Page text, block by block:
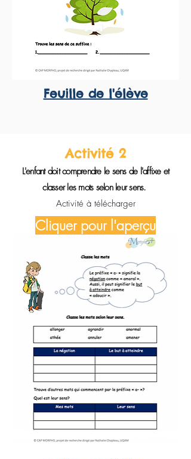
Feuille de l'élève
Activité 2
L'enfant doit comprendre le sens de l'affixe et
classer les mots selon leur sens.
Activité à télécharger
Cliquer pour l'aperçu